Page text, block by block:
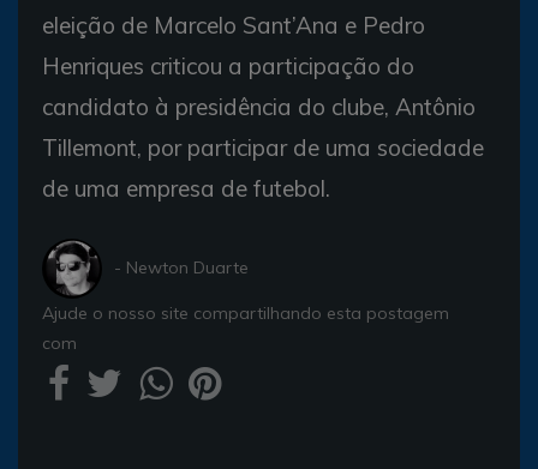
eleição de Marcelo Sant’Ana e Pedro
Henriques criticou a participação do
candidato à presidência do clube, Antônio
Tillemont, por participar de uma sociedade
de uma empresa de futebol.
- Newton Duarte
Ajude o nosso site compartilhando esta postagem
com